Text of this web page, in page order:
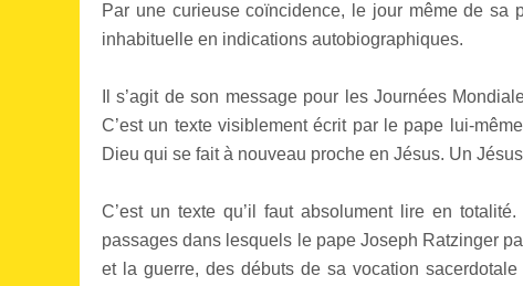
Par une curieuse coïncidence, le jour même de sa
inhabituelle en indications autobiographiques.
Il s’agit de son message pour les Journées
C’est un texte visiblement écrit par le pape lui-
Dieu qui se fait à nouveau proche en Jésus. Un
C’est un texte qu’il faut absolument lire en
passages dans lesquels le pape Joseph Ratzinger
et la guerre, des débuts de sa vocation